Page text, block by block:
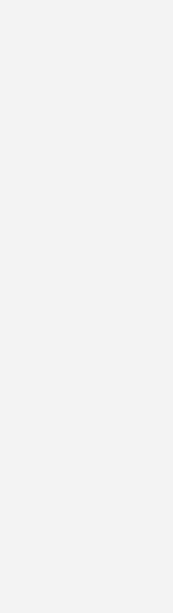
auf Unverständnis.
als das
investiert zu